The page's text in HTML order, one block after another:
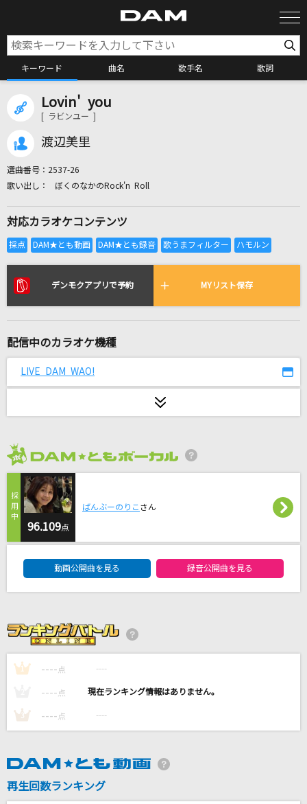
キーワード 曲名 歌手名 歌詞
全国りれき
リアルタイムで歌われている曲の一覧
[生音]探偵物語
God knows...
ずっと真夜中でいいのに。
点描の唄(feat.井上苑子)
[生音]ふわふわ時間
放課後ティータイム
エイリアンエイリアン
ナユタン星人
I believe what you said
[生音]幸せ
早口バカ
J-REXXX
Lovin' you
[ ラビンユー ]
渡辺美里
選曲番号： 2537-26
ぼくのなかのRock'n Roll
対応カラオケコンテンツ
デンモクアプリで予約 MYリスト保存
配信中のカラオケ機種
LIVE DAM WAO!
96.109点
ばんぶーのりこ さん
動画公開曲を見る 録音公開曲を見る
1 ---- 点 ----
---- 点 ----
3 ---- 点 ----
再生回数ランキング